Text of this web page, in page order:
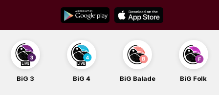
content
BiG 3 BiG 4 BiG Balade BiG Folk